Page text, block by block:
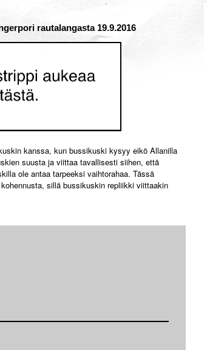
rautalangasta 19.9.2016
kanssa, kun bussikuski kysyy eikö Allanilla
suusta ja viittaa tavallisesti siihen, että
ole antaa tarpeeksi vaihtorahaa. Tässä
sillä bussikuskin repliikki viittaakin